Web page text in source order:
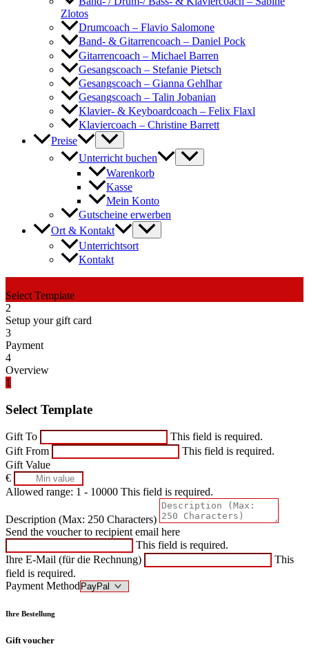
Zlotos
Drumcoach – Flavio Salomone
Band- & Gitarrencoach – Daniel Pock
Gitarrencoach – Michael Barren
Gesangscoach – Stefanie Pietsch
Gesangscoach – Gianna Gehlhar
Gesangscoach – Talin Jobanian
Klavier- & Keyboardcoach – Felix Flaxl
Klaviercoach – Christine Barrett
Preise
Unterricht buchen
Warenkorb
Kasse
Mein Konto
Gutscheine erwerben
Ort & Kontakt
Unterrichtsort
Kontakt
Select Template
2
Setup your gift card
3
Payment
4
Overview
1
Select Template
Gift To
This field is required.
Gift From
This field is required.
Gift Value
€
Allowed range: 1 - 10000 This field is required.
Description (Max: 250 Characters)
Send the voucher to recipient email here
This field is required.
Ihre E-Mail (für die Rechnung)
This
field is required.
Payment Method
Ihre Bestellung
Gift voucher